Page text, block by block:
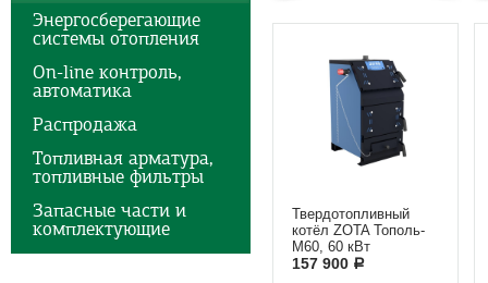
Твердотопливный
котёл ZOTA Тополь-
М60, 60 кВт
157 900 a
Энергосберегающие
системы отопления
On-line контроль,
автоматика
Распродажа
Топливная арматура,
топливные фильтры
Запасные части и
комплектующие